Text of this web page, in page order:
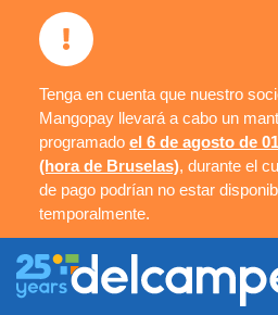
Tenga en cuenta que nuestro
Mangopay llevará a cabo un
programado el 6 de agosto de
(hora de Bruselas), durante el
de pago podrían no estar
temporalmente.